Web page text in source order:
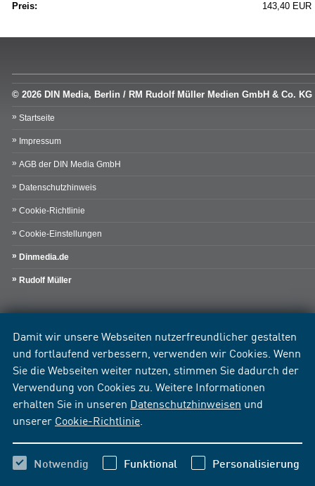
Damit wir unsere Webseiten nutzerfreundlicher gestalten
und fortlaufend verbessern, verwenden wir Cookies. Wenn
Sie die Webseiten weiter nutzen, stimmen Sie dadurch der
Verwendung von Cookies zu. Weitere Informationen
erhalten Sie in unseren Datenschutzhinweisen und
unserer Cookie-Richtlinie
Notwendig Funktional Personalisierung
Preis:
143,40 EUR
© 2026 DIN Media, Berlin / RM Rudolf Müller Medien GmbH & Co. KG
Startseite
Impressum
AGB der DIN Media GmbH
Datenschutzhinweis
Cookie-Richtlinie
Cookie-Einstellungen
Dinmedia.de
Rudolf Müller